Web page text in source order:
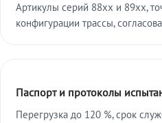
Артикулы серий 88xx и 89xx,
конфигурации трассы,
Паспорт и протоколы
Перегрузка до 120 %, срок